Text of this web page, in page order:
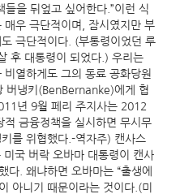
들을 뒤엎고 싶어한다.”이런 식
우 극단적이며, 잠시였지만 부
극단적이다. (부통령이었던 루
후 대통령이 되었다.) 우리는
열하게도 그의 동료 공화당원
버냉키(BenBernanke)에게 협
년 9월 페리 주지사는 2012
금융정책을 실시하면 무시무
를 위협했다.-역자주) 캔사스
국 버락 오바마 대통령이 캔사
다. 왜냐하면 오바마는 “출생에
아니기 때문이라는 것이다.(미